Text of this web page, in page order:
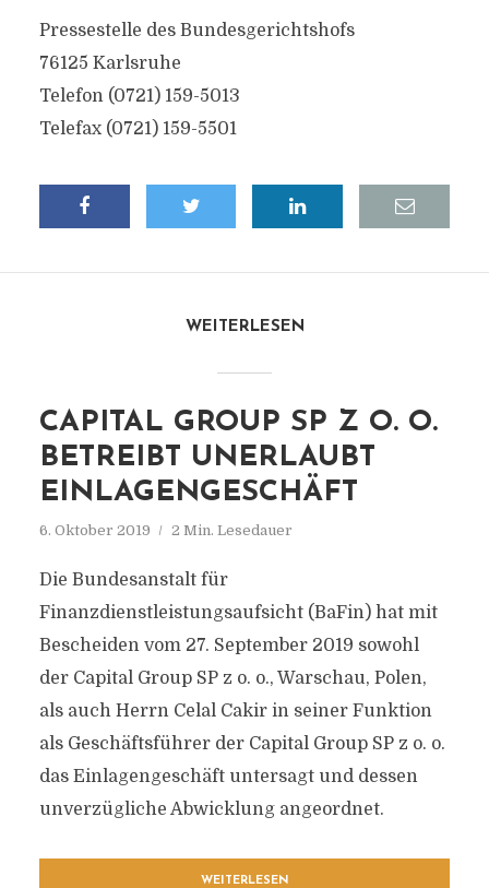
Pressestelle des Bundesgerichtshofs
76125 Karlsruhe
Telefon (0721) 159-5013
Telefax (0721) 159-5501
WEITERLESEN
CAPITAL GROUP SP Z O. O.
BETREIBT UNERLAUBT
EINLAGENGESCHÄFT
6. Oktober 2019 2 Min. Lesedauer
Die Bundesanstalt für
Finanzdienstleistungsaufsicht (BaFin) hat mit
Bescheiden vom 27. September 2019 sowohl
der Capital Group SP z o. o., Warschau, Polen,
als auch Herrn Celal Cakir in seiner Funktion
als Geschäftsführer der Capital Group SP z o. o.
das Einlagengeschäft untersagt und dessen
unverzügliche Abwicklung angeordnet.
WEITERLESEN